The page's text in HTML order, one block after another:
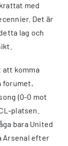
med
Det är
lag och
att komma
forumet,
(0-0 mot
platsen.
bara United
Arsenal efter